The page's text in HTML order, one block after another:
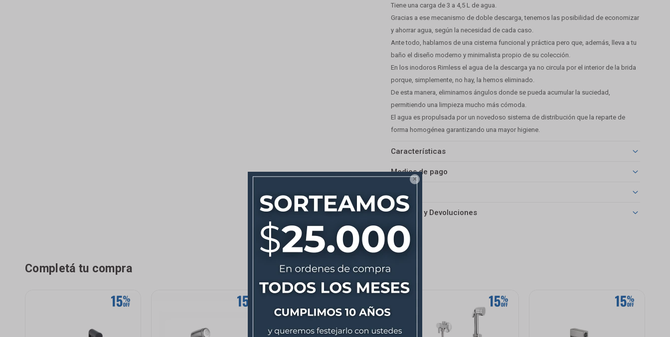

Tiene una carga de 3 a 4,5 L de agua.
Gracias a ese mecanismo de doble descarga, tenemos las posibilidad de economizar
y ahorrar agua, según la necesidad de cada caso.
Ante todo, hablamos de una cisterna funcional y práctica pero que, además, lleva a tu
baño el diseño moderno y minimalista propio de su colección.
En los inodoros Rimless el agua de la descarga ya no circula por el interior de la brida
porque, simplemente, no hay, la hemos eliminado.
De esta manera, eliminamos ángulos donde se pueda acumular la suciedad,
permitiendo una limpieza mucho más cómoda.
El agua es propulsada por un novedoso sistema de distribución que la reparte de
forma homogénea garantizando una mayor higiene.
Características
Medios de pago
Cambios y Devoluciones
Completá tu compra